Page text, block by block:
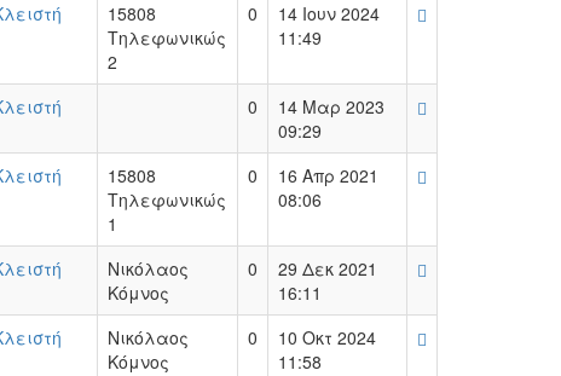
15808
Τηλεφωνικώς
2
0
14 Ιουν 2024
11:49
0
14 Μαρ 2023
09:29
15808
Τηλεφωνικώς
1
0
16 Απρ 2021
08:06
Νικόλαος
Κόμνος
0
29 Δεκ 2021
16:11
Νικόλαος
Κόμνος
0
10 Οκτ 2024
11:58